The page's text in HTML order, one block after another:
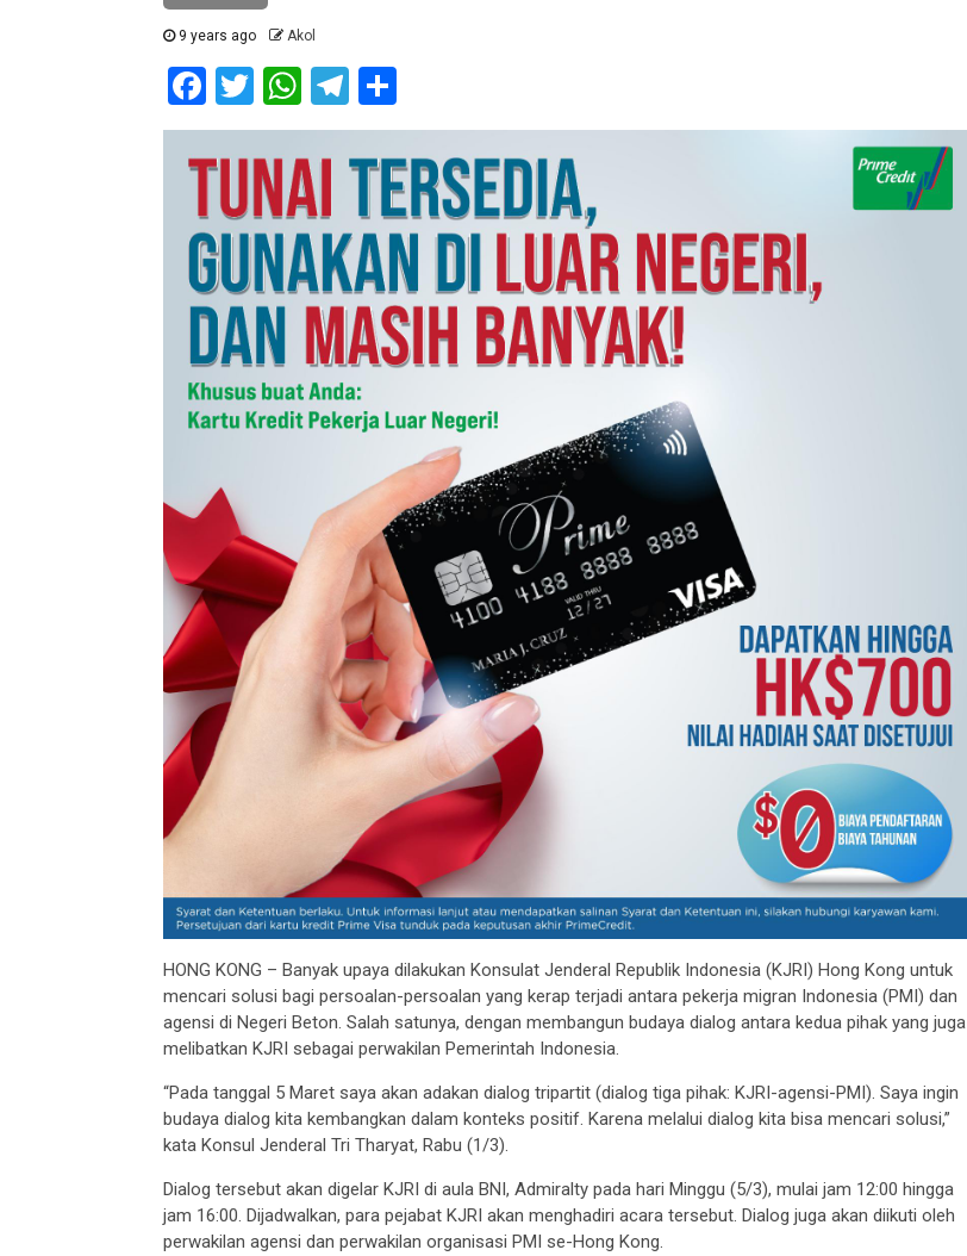
9 years ago Akol
Facebook
Twitter
WhatsApp
Telegram
HONG KONG – Banyak upaya dilakukan Konsulat Jenderal Republik Indonesia (KJRI) Hong Kong untuk
mencari solusi bagi persoalan-persoalan yang kerap terjadi antara pekerja migran Indonesia (PMI) dan
agensi di Negeri Beton. Salah satunya, dengan membangun budaya dialog antara kedua pihak yang juga
melibatkan KJRI sebagai perwakilan Pemerintah Indonesia.
“Pada tanggal 5 Maret saya akan adakan dialog tripartit (dialog tiga pihak: KJRI-agensi-PMI). Saya ingin
budaya dialog kita kembangkan dalam konteks positif. Karena melalui dialog kita bisa mencari solusi,”
kata Konsul Jenderal Tri Tharyat, Rabu (1/3).
Dialog tersebut akan digelar KJRI di aula BNI, Admiralty pada hari Minggu (5/3), mulai jam 12:00 hingga
jam 16:00. Dijadwalkan, para pejabat KJRI akan menghadiri acara tersebut. Dialog juga akan diikuti oleh
perwakilan agensi dan perwakilan organisasi PMI se-Hong Kong.